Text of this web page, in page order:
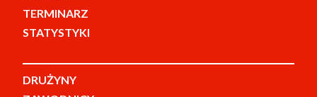
TERMINARZ
STATYSTYKI
DRUŻYNY